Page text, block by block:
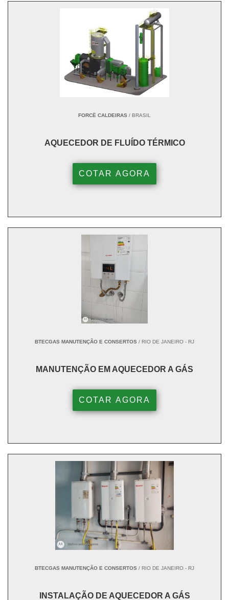
FORCË CALDEIRAS / BRASIL
AQUECEDOR DE FLUÍDO TÉRMICO
COTAR AGORA
BTECGAS MANUTENÇÃO E CONSERTOS / RIO DE JANEIRO - RJ
MANUTENÇÃO EM AQUECEDOR A GÁS
COTAR AGORA
BTECGAS MANUTENÇÃO E CONSERTOS / RIO DE JANEIRO - RJ
INSTALAÇÃO DE AQUECEDOR A GÁS